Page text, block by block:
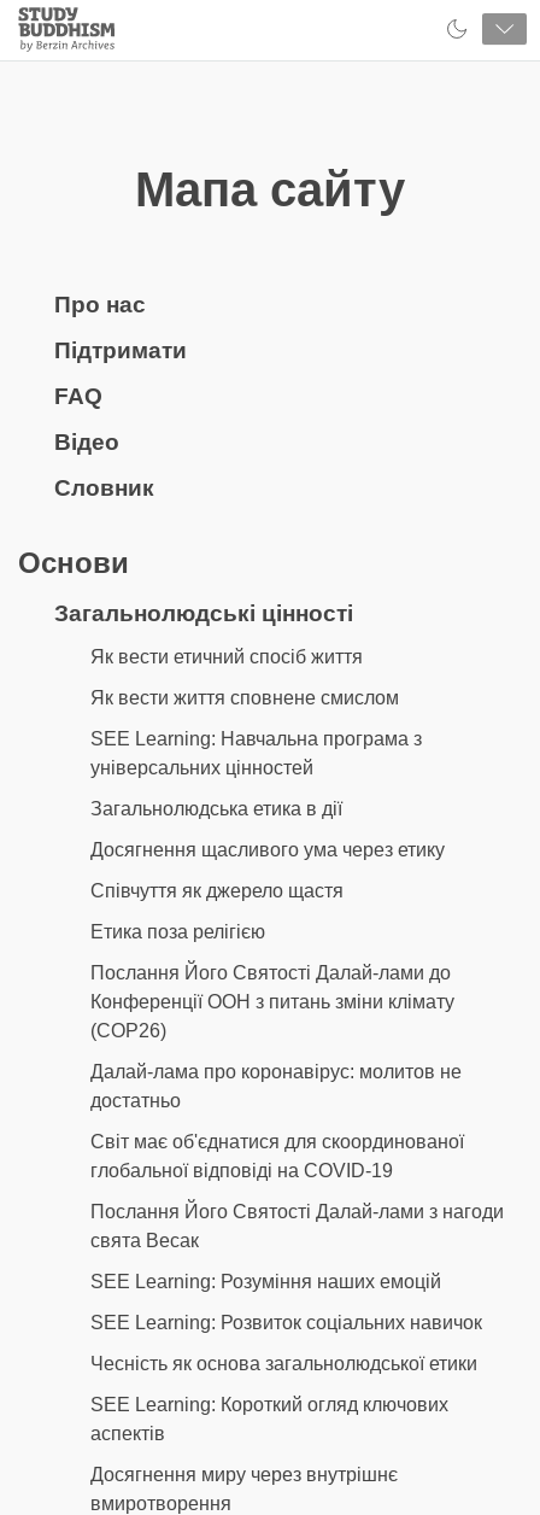
Close
Study
Buddhism
Мапа сайту
Про нас
Підтримати
FAQ
Відео
Словник
Основи
Загальнолюдські цінності
Як вести етичний спосіб життя
Як вести життя сповнене смислом
SEE Learning: Навчальна програма з
універсальних цінностей
Загальнолюдська етика в дії
Досягнення щасливого ума через етику
Співчуття як джерело щастя
Етика поза релігією
Послання Його Святості Далай-лами до
Конференції ООН з питань зміни клімату
(COP26)
Далай-лама про коронавірус: молитов не
достатньо
Світ має об'єднатися для скоординованої
глобальної відповіді на COVID-19
Послання Його Святості Далай-лами з нагоди
свята Весак
SEE Learning: Розуміння наших емоцій
SEE Learning: Розвиток соціальних навичок
Чесність як основа загальнолюдської етики
SEE Learning: Короткий огляд ключових
аспектів
Досягнення миру через внутрішнє
вмиротворення